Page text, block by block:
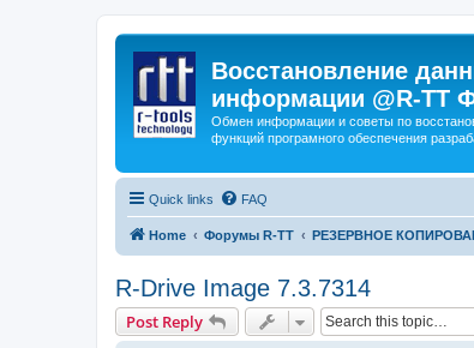
Восстановление
информации @R-TT
Обмен информации и советы по
функций програмного обеспечения
Quick links FAQ
Home Форумы R-TT РЕЗЕРВНОЕ
R-Drive Image 7.3.7314
Post Reply